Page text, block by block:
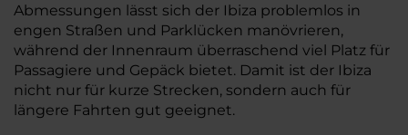
Abmessungen lässt sich der Ibiza problemlos in
engen Straßen und Parklücken manövrieren,
während der Innenraum überraschend viel Platz für
Passagiere und Gepäck bietet. Damit ist der Ibiza
nicht nur für kurze Strecken, sondern auch für
längere Fahrten gut geeignet.